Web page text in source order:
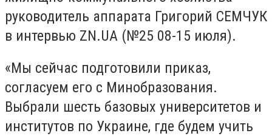
руководитель аппарата Григорий СЕМЧУК
в интервью ZN.UA (№25 08-15 июля).
«Мы сейчас подготовили приказ,
согласуем его с Минобразования.
Выбрали шесть базовых университетов и
институтов по Украине, где будем учить